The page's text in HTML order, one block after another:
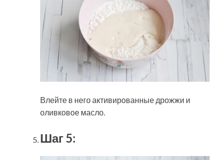
Влейте в него активированные дрожжи и
оливковое масло.
Шаг 5: